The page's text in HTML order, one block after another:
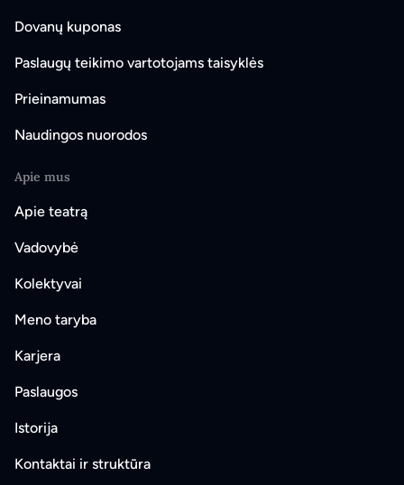
Dovanų kuponas
Paslaugų teikimo vartotojams taisyklės
Prieinamumas
Naudingos nuorodos
Apie mus
Apie teatrą
Vadovybė
Kolektyvai
Meno taryba
Karjera
Paslaugos
Istorija
Kontaktai ir struktūra